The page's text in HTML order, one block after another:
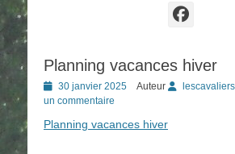
Planning vacances hiver
Posted
on
30 janvier 2025 Auteur
un commentaire
Planning vacances hiver